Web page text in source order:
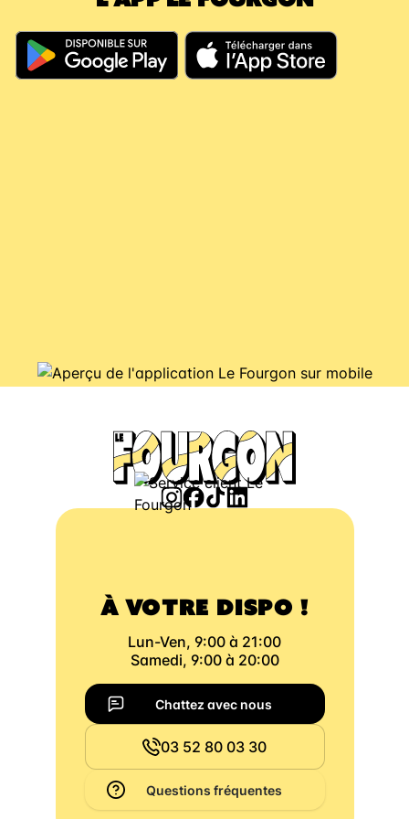
En résumé, même si vous dépassez les 60
jours, votre argent continue à travailler pour
vous, il couvre vos futures consignes et vous
évite de nouveaux débits.
À VOTRE DISPO !
Lun-Ven, 9:00 à 21:00
Samedi, 9:00 à 20:00
Chattez avec nous
03 52 80 03 30
Questions fréquentes